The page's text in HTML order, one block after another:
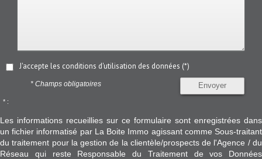
J'accepte les conditions d'utilisation des données (*)
Envoyer
* Champs obligatoires
* :
Les informations recueillies sur ce formulaire sont enregistrées dans
un fichier informatisé par La Boite Immo agissant comme Sous-traitant
du traitement pour la gestion de la clientèle/prospects de l'Agence / du
Réseau qui reste Responsable du Traitement de vos Données